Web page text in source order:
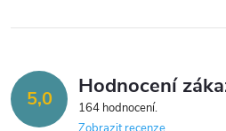
ů
t
ů
l
d 5,0 Hodnocení
164 hodnocení